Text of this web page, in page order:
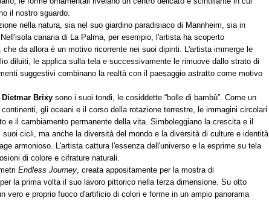
il nostro sguardo.
nella natura, sia nel suo giardino paradisiaco di Mannheim, sia in
canaria di La Palma, per esempio, l'artista ha scoperto
che da allora è un motivo ricorrente nei suoi dipinti. L'artista immerge le
diluiti, le applica sulla tela e successivamente le rimuove dallo strato di
suggestivi combinano la realtà con il paesaggio astratto come motivo
Dietmar Brixy sono i suoi tondi, le cosiddette “bolle di bambù”. Come un
gli oceani e il corso della rotazione terrestre, le immagini circolari
e il cambiamento permanente della vita. Simboleggiano la crescita e il
suoi cicli, ma anche la diversità del mondo e la diversità di culture e identità
armonioso. L'artista cattura l'essenza dell'universo e la esprime su tela
di colore e cifrature naturali.
Endless Journey, creata appositamente per la mostra di
la prima volta il suo lavoro pittorico nella terza dimensione. Su otto
vero e proprio fuoco d'artificio di colori e forme in un ampio panorama